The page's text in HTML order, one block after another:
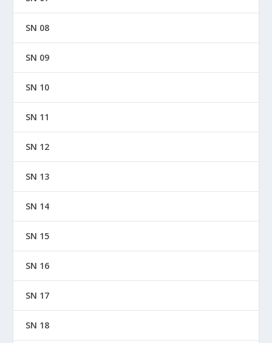
SN 08
SN 09
SN 10
SN 11
SN 12
SN 13
SN 14
SN 15
SN 16
SN 17
SN 18